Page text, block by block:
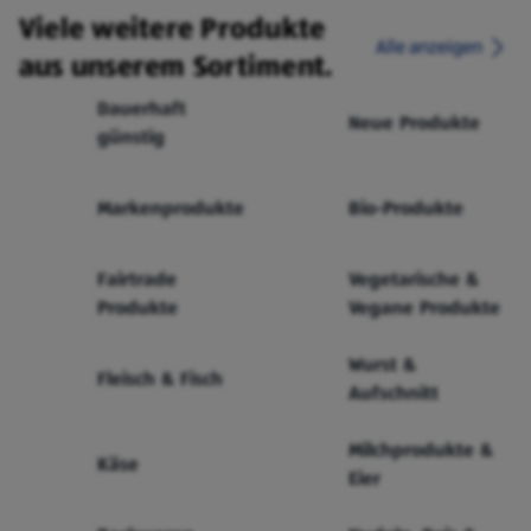
Viele weitere Produkte
aus unserem Sortiment.
Alle anzeigen
Dauerhaft
günstig
Neue Produkte
Markenprodukte Bio-Produkte
Fairtrade
Produkte
Vegetarische &
Vegane Produkte
Fleisch & Fisch
Wurst &
Aufschnitt
Käse
Milchprodukte &
Eier